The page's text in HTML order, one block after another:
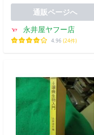
通販ページへ
永井屋ヤフー店
4.96 (24件)